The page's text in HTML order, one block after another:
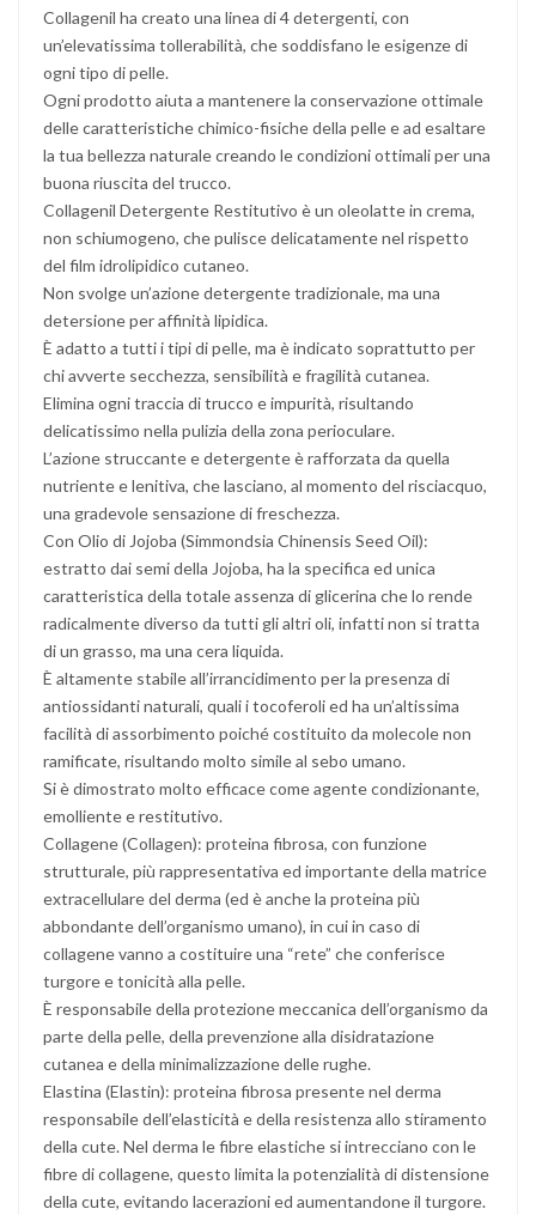
Collagenil ha creato una linea di 4 detergenti, con
un’elevatissima tollerabilità, che soddisfano le esigenze di
ogni tipo di pelle.
Ogni prodotto aiuta a mantenere la conservazione ottimale
delle caratteristiche chimico-fisiche della pelle e ad esaltare
la tua bellezza naturale creando le condizioni ottimali per una
buona riuscita del trucco.
Collagenil Detergente Restitutivo è un oleolatte in crema,
non schiumogeno, che pulisce delicatamente nel rispetto
del film idrolipidico cutaneo.
Non svolge un’azione detergente tradizionale, ma una
detersione per affinità lipidica.
È adatto a tutti i tipi di pelle, ma è indicato soprattutto per
chi avverte secchezza, sensibilità e fragilità cutanea.
Elimina ogni traccia di trucco e impurità, risultando
delicatissimo nella pulizia della zona perioculare.
L’azione struccante e detergente è rafforzata da quella
nutriente e lenitiva, che lasciano, al momento del risciacquo,
una gradevole sensazione di freschezza.
Con Olio di Jojoba (Simmondsia Chinensis Seed Oil):
estratto dai semi della Jojoba, ha la specifica ed unica
caratteristica della totale assenza di glicerina che lo rende
radicalmente diverso da tutti gli altri oli, infatti non si tratta
di un grasso, ma una cera liquida.
È altamente stabile all’irrancidimento per la presenza di
antiossidanti naturali, quali i tocoferoli ed ha un’altissima
facilità di assorbimento poiché costituito da molecole non
ramificate, risultando molto simile al sebo umano.
Si è dimostrato molto efficace come agente condizionante,
emolliente e restitutivo.
Collagene (Collagen): proteina fibrosa, con funzione
strutturale, più rappresentativa ed importante della matrice
extracellulare del derma (ed è anche la proteina più
abbondante dell’organismo umano), in cui in caso di
collagene vanno a costituire una “rete” che conferisce
turgore e tonicità alla pelle.
È responsabile della protezione meccanica dell’organismo da
parte della pelle, della prevenzione alla disidratazione
cutanea e della minimalizzazione delle rughe.
Elastina (Elastin): proteina fibrosa presente nel derma
responsabile dell’elasticità e della resistenza allo stiramento
della cute. Nel derma le fibre elastiche si intrecciano con le
fibre di collagene, questo limita la potenzialità di distensione
della cute, evitando lacerazioni ed aumentandone il turgore.